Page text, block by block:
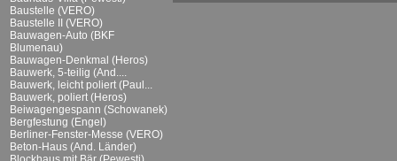
Baustelle (VERO)
Baustelle II (VERO)
Bauwagen-Auto (BKF
Blumenau)
Bauwagen-Denkmal (Heros)
Bauwerk, 5-teilig (And....
Bauwerk, leicht poliert (Paul...
Bauwerk, poliert (Heros)
Beiwagengespann (Schowanek)
Bergfestung (Engel)
Berliner-Fenster-Messe (VERO)
Beton-Haus (And. Länder)